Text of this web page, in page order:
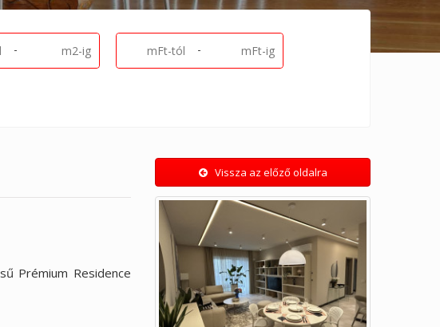
- -
Prémium Residence
Vissza az előző oldalra